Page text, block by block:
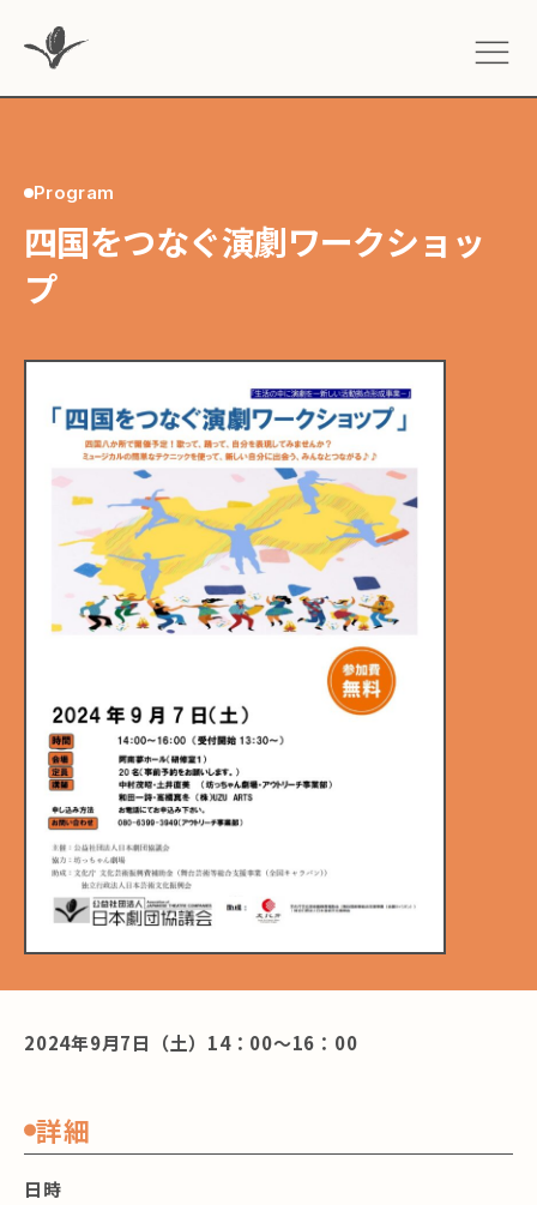
Program
四国をつなぐ演劇ワークショッ
プ
2024年9月7日（土）14：00～16：00
詳細
日時